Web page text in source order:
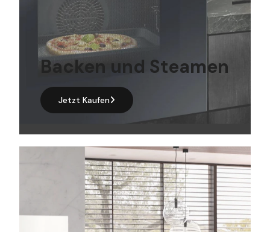
Backen und Steamen
Jetzt Kaufen